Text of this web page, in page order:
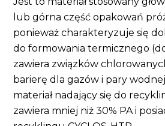
lub górna część opakowań
ponieważ charakteryzuje się
do formowania termicznego (do
zawiera związków
barierę dla gazów i pary
materiał nadający się do
zawiera mniej niż 30% PA i